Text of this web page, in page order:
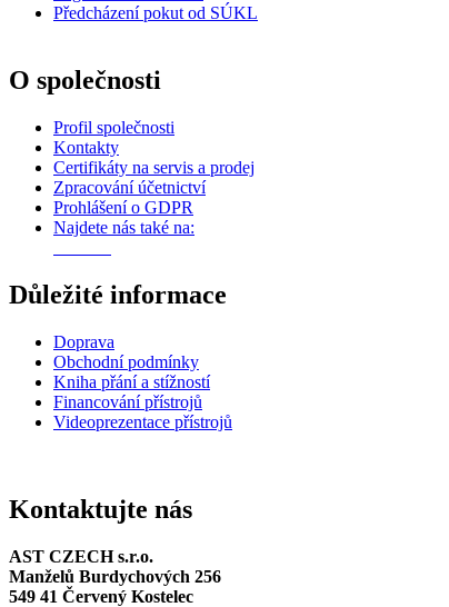
Předcházení pokut od SÚKL
O společnosti
Profil společnosti
Kontakty
Certifikáty na servis a prodej
Zpracování účetnictví
Prohlášení o GDPR
Najdete nás také na:
Důležité informace
Doprava
Obchodní podmínky
Kniha přání a stížností
Financování přístrojů
Videoprezentace přístrojů
Kontaktujte nás
AST CZECH s.r.o.
Manželů Burdychových 256
549 41 Červený Kostelec